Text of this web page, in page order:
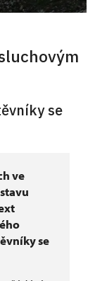
se
ve
se